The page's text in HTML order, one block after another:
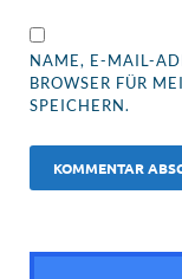
NAME, E-MAIL-
BROWSER FÜR
SPEICHERN.